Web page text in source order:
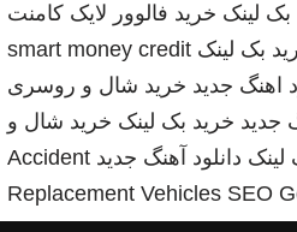
بک لینک خرید فالوور لایک کامنت
بک لینک smart money credit
اهنگ جدید خرید شال و روسری
جدید خرید بک لینک خرید شال و
لینک دانلود آهنگ جدید Accident
Replacement Vehicles SEO